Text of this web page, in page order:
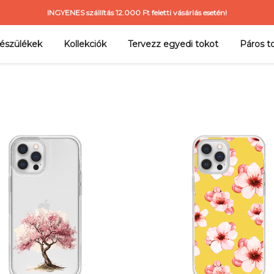
INGYENES szállítás 12.000 Ft feletti vásárlás esetén!
Kollekciók Tervezz egyedi tokot Páros